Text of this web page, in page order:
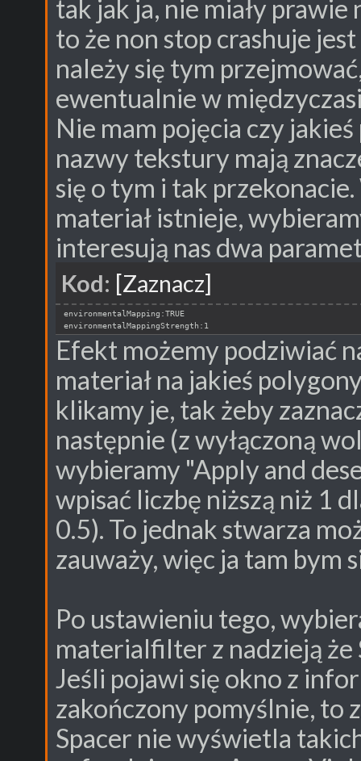
tak jak ja, nie miały
to że non stop crashuje
należy się tym
ewentualnie w
Nie mam pojęcia czy
nazwy tekstury mają
się o tym i tak
materiał istnieje,
interesują nas dwa
Kod: [Zaznacz]
environmentalMapping:TRUE
environmentalMappingStrength:1
Efekt możemy podziwiać
materiał na jakieś
klikamy je, tak żeby
następnie (z wyłączoną
wybieramy "Apply and
wpisać liczbę niższą niż 1
0.5). To jednak stwarza
zauważy, więc ja tam bym
Po ustawieniu tego,
materialfilter z nadzieją że
Jeśli pojawi się okno z
zakończony pomyślnie, to
Spacer nie wyświetla